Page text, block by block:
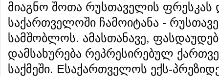
მიაგნო შოთა რუსთაველის
საქართველოში ჩამოიტანა -
სამშობლოს. ამასთანავე,
დამსახურება რეპრესირებულ
საქმეში. Eსაქართველოს ექს-